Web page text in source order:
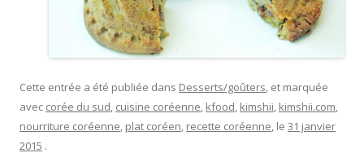
Cette entrée a été publiée dans Desserts/goûters , et marquée
avec corée du sud cuisine coréenne kfood kimshii kimshii.com
nourriture coréenne plat coréen recette coréenne , le 31 janvier
2015 .